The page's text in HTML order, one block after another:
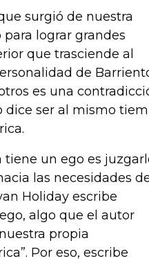
surgió de nuestra
lograr grandes
que trasciende al
de
es una
dice ser al mismo
tiene un ego es
las necesidades
Holiday escribe
algo que el autor
propia
Por eso, escribe